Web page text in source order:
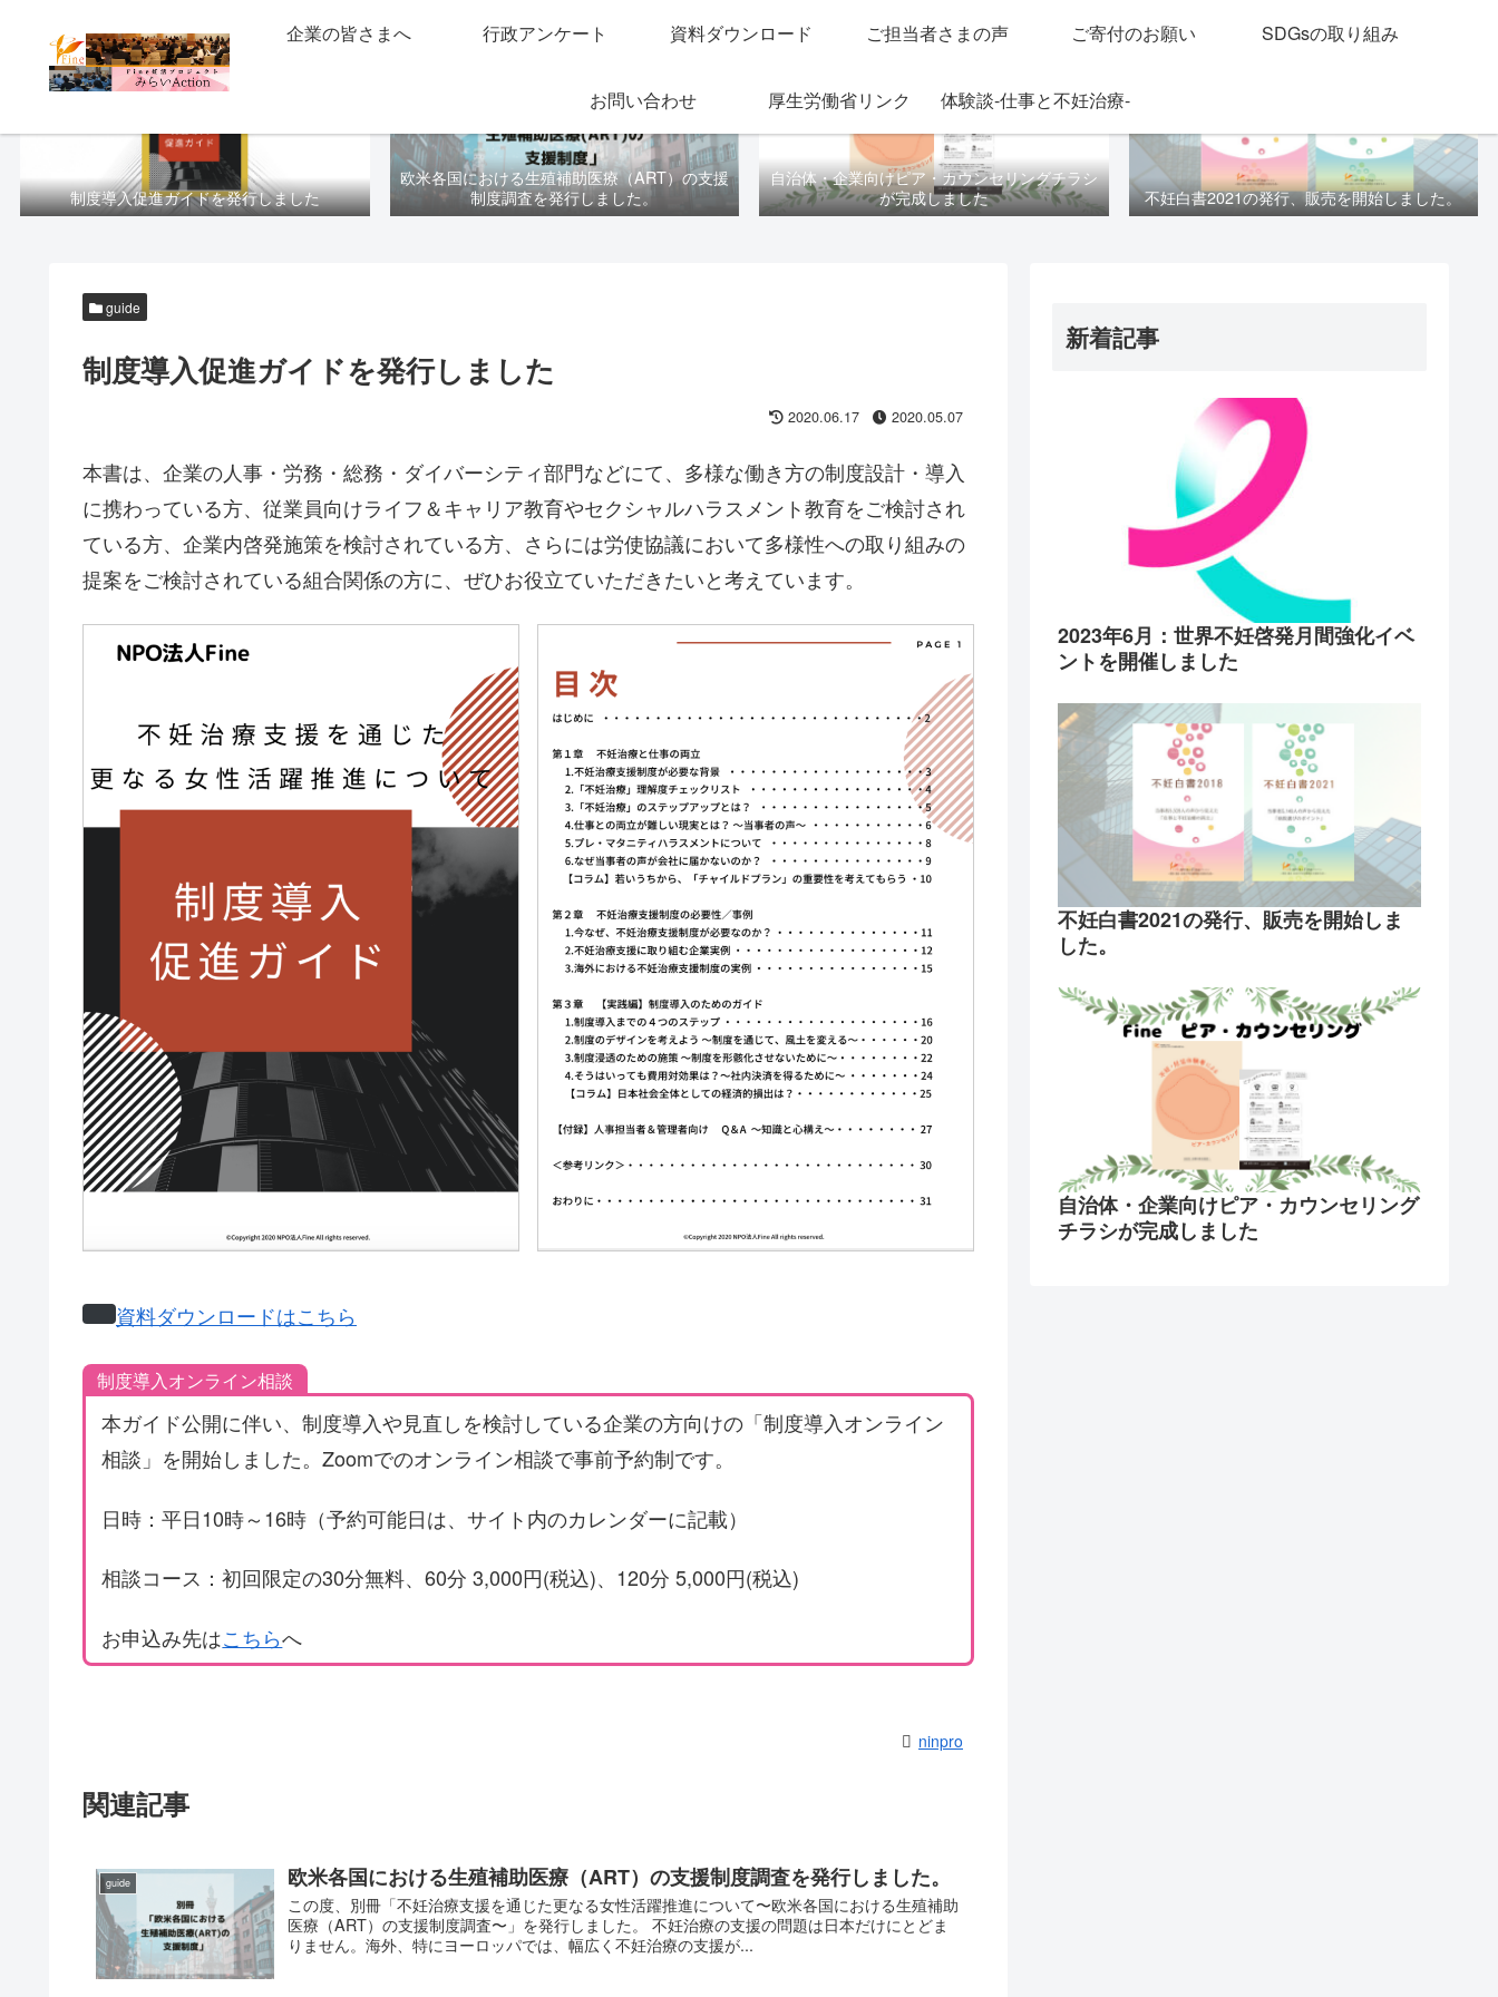
企業の皆さまへ 行政アンケート 資料ダウンロード ご担当者さまの声 ご寄付のお願い SDGsの取り組み
お問い合わせ 厚生労働省リンク 体験談-仕事と不妊治療-
制度導入促進ガイドを発行しました
欧米各国における生殖補助医療（ART）の支援
制度調査を発行しました。
自治体・企業向けピア・カウンセリングチラシ
が完成しました
不妊白書2021の発行、販売を開始しました。
guide
制度導入促進ガイドを発行しました
2020.06.17 2020.05.07
本書は、企業の人事・労務・総務・ダイバーシティ部門などにて、多様な働き方の制度設計・導入
に携わっている方、従業員向けライフ＆キャリア教育やセクシャルハラスメント教育をご検討され
ている方、企業内啓発施策を検討されている方、さらには労使協議において多様性への取り組みの
提案をご検討されている組合関係の方に、ぜひお役立ていただきたいと考えています。
資料ダウンロードはこちら
制度導入オンライン相談
本ガイド公開に伴い、制度導入や見直しを検討している企業の方向けの「制度導入オンライン
相談」を開始しました。Zoomでのオンライン相談で事前予約制です。
日時：平日10時～16時（予約可能日は、サイト内のカレンダーに記載）
相談コース：初回限定の30分無料、60分 3,000円(税込)、120分 5,000円(税込)
お申込み先はこちらへ
ninpro
関連記事
guide 欧米各国における生殖補助医療（ART）の支援制度調査を発行しました。
この度、別冊「不妊治療支援を通じた更なる女性活躍推進について〜欧米各国における生殖補助
医療（ART）の支援制度調査〜」を発行しました。 不妊治療の支援の問題は日本だけにとどま
りません。海外、特にヨーロッパでは、幅広く不妊治療の支援が...
新着記事
2023年6月：世界不妊啓発月間強化イベ
ントを開催しました
不妊白書2021の発行、販売を開始しま
した。
自治体・企業向けピア・カウンセリング
チラシが完成しました